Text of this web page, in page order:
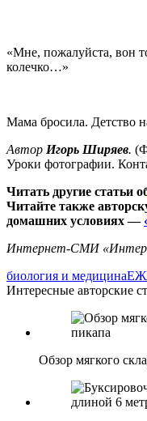
«Мне, пожалуйста, вон
колечко…»
Мама бросила. Детство
Автор Игорь Ширяев.
Уроки фотографии.
Читать другие статьи
Читайте также
домашних условиях —
Интернет-СМИ
биология и медицина
Интересные авторские
Обзор мягкого